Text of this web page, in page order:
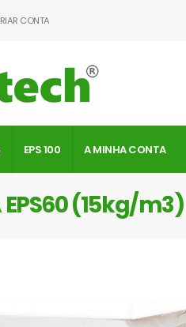
CONTA
EPS 100 A MINHA CONTA
EPS60 (15kg/